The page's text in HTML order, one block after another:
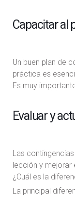
Capacitar al
Un buen plan de
práctica es
Es muy
Evaluar y
Las
lección y mejorar
¿Cuál es la
La principal